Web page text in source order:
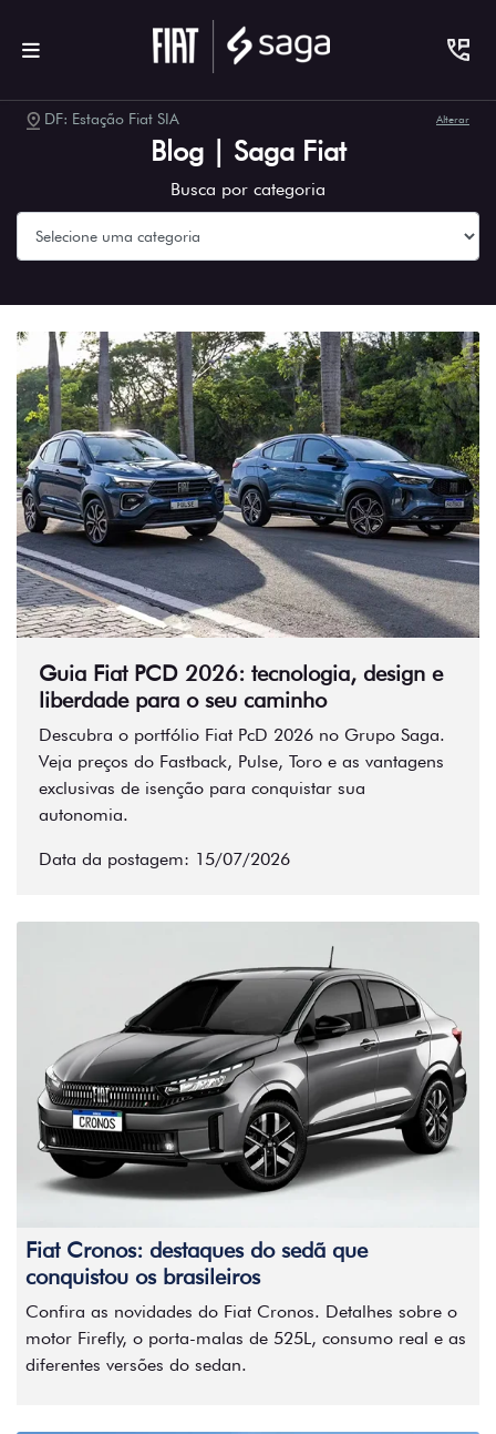
DF: Estação Fiat SIA Alterar
Blog | Saga Fiat
Busca por categoria
Guia Fiat PCD 2026: tecnologia, design e
liberdade para o seu caminho
Descubra o portfólio Fiat PcD 2026 no Grupo Saga.
Veja preços do Fastback, Pulse, Toro e as vantagens
exclusivas de isenção para conquistar sua
autonomia.
Data da postagem: 15/07/2026
Fiat Cronos: destaques do sedã que
conquistou os brasileiros
Confira as novidades do Fiat Cronos. Detalhes sobre o
motor Firefly, o porta-malas de 525L, consumo real e as
diferentes versões do sedan.